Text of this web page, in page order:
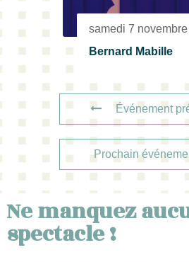
samedi 7
Bernard Mabille
Événement
Prochain
Ne manquez
spectacle !